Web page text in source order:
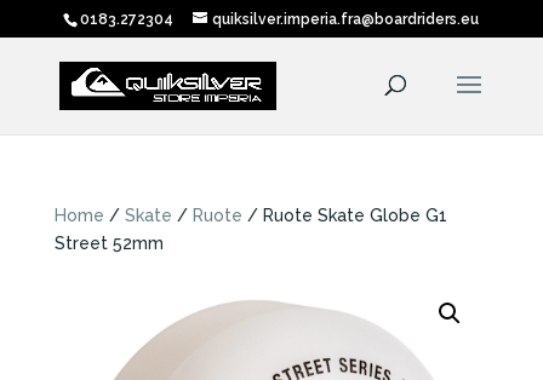
0183.272304 quiksilver.imperia.fra@boardriders.eu
Home / Skate / Ruote / Ruote Skate Globe G1
Street 52mm